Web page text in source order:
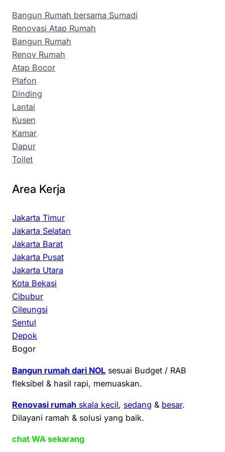
Bangun Rumah bersama Sumadi
Renovasi Atap Rumah
Bangun Rumah
Renov Rumah
Atap Bocor
Plafon
Dinding
Lantai
Kusen
Kamar
Dapur
Toilet
Area Kerja
Jakarta Timur
Jakarta Selatan
Jakarta Barat
Jakarta Pusat
Jakarta Utara
Kota Bekasi
Cibubur
Cileungsi
Sentul
Depok
Bogor
Bangun rumah dari NOL sesuai Budget / RAB
fleksibel & hasil rapi, memuaskan.
Renovasi rumah skala kecil, sedang & besar.
Dilayani ramah & solusi yang baik.
chat WA sekarang